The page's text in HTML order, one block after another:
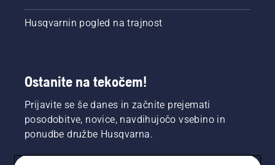
Husqvarnin pogled na trajnost
Ostanite na tekočem!
Prijavite se še danes in začnite prejemati
posodobitve, novice, navdihujočo vsebino in
ponudbe družbe Husqvarna.